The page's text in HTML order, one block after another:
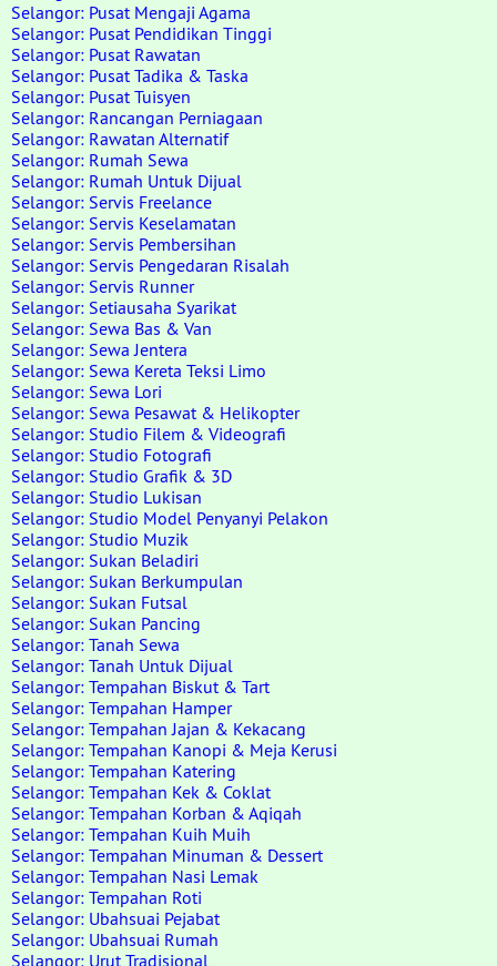
Selangor: Pusat Mengaji Agama
Selangor: Pusat Pendidikan Tinggi
Selangor: Pusat Rawatan
Selangor: Pusat Tadika & Taska
Selangor: Pusat Tuisyen
Selangor: Rancangan Perniagaan
Selangor: Rawatan Alternatif
Selangor: Rumah Sewa
Selangor: Rumah Untuk Dijual
Selangor: Servis Freelance
Selangor: Servis Keselamatan
Selangor: Servis Pembersihan
Selangor: Servis Pengedaran Risalah
Selangor: Servis Runner
Selangor: Setiausaha Syarikat
Selangor: Sewa Bas & Van
Selangor: Sewa Jentera
Selangor: Sewa Kereta Teksi Limo
Selangor: Sewa Lori
Selangor: Sewa Pesawat & Helikopter
Selangor: Studio Filem & Videografi
Selangor: Studio Fotografi
Selangor: Studio Grafik & 3D
Selangor: Studio Lukisan
Selangor: Studio Model Penyanyi Pelakon
Selangor: Studio Muzik
Selangor: Sukan Beladiri
Selangor: Sukan Berkumpulan
Selangor: Sukan Futsal
Selangor: Sukan Pancing
Selangor: Tanah Sewa
Selangor: Tanah Untuk Dijual
Selangor: Tempahan Biskut & Tart
Selangor: Tempahan Hamper
Selangor: Tempahan Jajan & Kekacang
Selangor: Tempahan Kanopi & Meja Kerusi
Selangor: Tempahan Katering
Selangor: Tempahan Kek & Coklat
Selangor: Tempahan Korban & Aqiqah
Selangor: Tempahan Kuih Muih
Selangor: Tempahan Minuman & Dessert
Selangor: Tempahan Nasi Lemak
Selangor: Tempahan Roti
Selangor: Ubahsuai Pejabat
Selangor: Ubahsuai Rumah
Selangor: Urut Tradisional